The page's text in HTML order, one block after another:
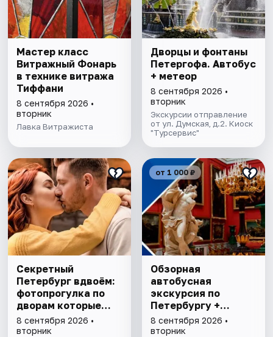
Мастер класс
Витражный Фонарь
в технике витража
Тиффани
8 сентября 2026 •
вторник
Лавка Витражиста
Дворцы и фонтаны
Петергофа. Автобус
+ метеор
8 сентября 2026 •
вторник
Экскурсии отправление
от ул. Думская, д.2. Киоск
"Турсервис"
Секретный
Петербург вдвоём:
фотопрогулка по
дворам которые
знают только
местные
8 сентября 2026 •
вторник
от 1 000 ₽
Обзорная
автобусная
экскурсия по
Петербургу +
Эрмитаж
8 сентября 2026 •
вторник